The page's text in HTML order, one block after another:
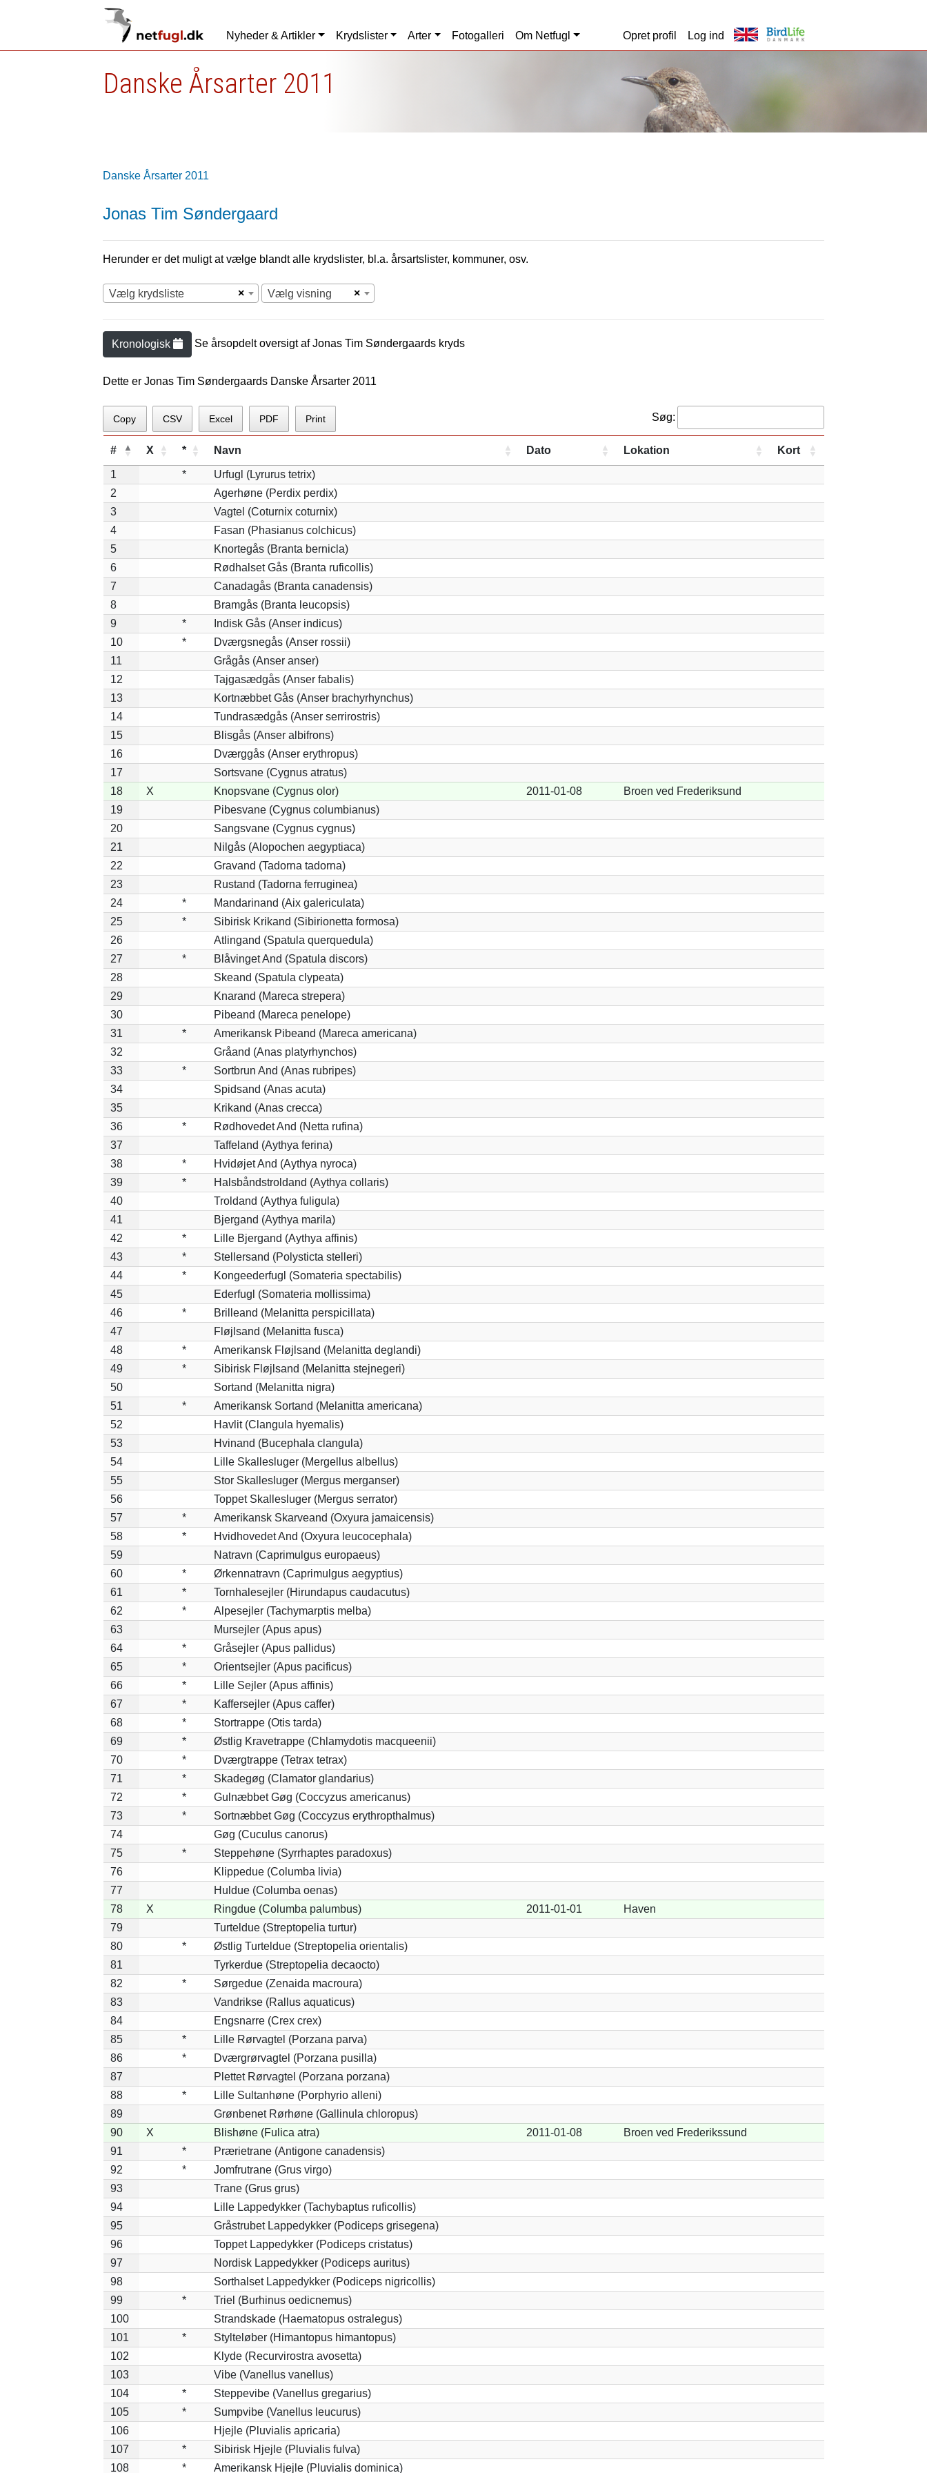
Nyheder & Artikler Krydslister Arter Fotogalleri Om Netfugl Opret profil Log ind
Danske Årsarter 2011
Danske Årsarter 2011
Jonas Tim Søndergaard
Herunder er det muligt at vælge blandt alle krydslister, bl.a. årsartslister, kommuner, osv.
×
Vælg krydsliste ×
Vælg visning
Kronologisk Se årsopdelt oversigt afJonas Tim Søndergaards kryds
Dette er Jonas Tim Søndergaards Danske Årsarter 2011
Copy CSV Excel PDF Print Søg:
# X * Navn Dato Lokation Kort
1 *
Urfugl (Lyrurus tetrix)
2
Agerhøne (Perdix perdix)
3
Vagtel (Coturnix coturnix)
4
Fasan (Phasianus colchicus)
5
Knortegås (Branta bernicla)
6
Rødhalset Gås (Branta ruficollis)
7
Canadagås (Branta canadensis)
8
Bramgås (Branta leucopsis)
9
*
Indisk Gås (Anser indicus)
10
*
Dværgsnegås (Anser rossii)
11
Grågås (Anser anser)
12
Tajgasædgås (Anser fabalis)
13
Kortnæbbet Gås (Anser brachyrhynchus)
14
Tundrasædgås (Anser serrirostris)
15
Blisgås (Anser albifrons)
16
Dværggås (Anser erythropus)
17
Sortsvane (Cygnus atratus)
18
X Knopsvane (Cygnus olor) 2011-01-08
Broen ved Frederiksund
19
Pibesvane (Cygnus columbianus)
20
Sangsvane (Cygnus cygnus)
21
Nilgås (Alopochen aegyptiaca)
22
Gravand (Tadorna tadorna)
23
Rustand (Tadorna ferruginea)
24
*
Mandarinand (Aix galericulata)
25
*
Sibirisk Krikand (Sibirionetta formosa)
26
Atlingand (Spatula querquedula)
27
*
Blåvinget And (Spatula discors)
28
Skeand (Spatula clypeata)
29
Knarand (Mareca strepera)
30
Pibeand (Mareca penelope)
31
*
Amerikansk Pibeand (Mareca americana)
32
Gråand (Anas platyrhynchos)
33
*
Sortbrun And (Anas rubripes)
34
Spidsand (Anas acuta)
35
Krikand (Anas crecca)
36
*
Rødhovedet And (Netta rufina)
37
Taffeland (Aythya ferina)
38
*
Hvidøjet And (Aythya nyroca)
39
*
Halsbåndstroldand (Aythya collaris)
40
Troldand (Aythya fuligula)
41
Bjergand (Aythya marila)
42
*
Lille Bjergand (Aythya affinis)
43
*
Stellersand (Polysticta stelleri)
44
*
Kongeederfugl (Somateria spectabilis)
45
Ederfugl (Somateria mollissima)
46
*
Brilleand (Melanitta perspicillata)
47
Fløjlsand (Melanitta fusca)
48
*
Amerikansk Fløjlsand (Melanitta deglandi)
49
*
Sibirisk Fløjlsand (Melanitta stejnegeri)
50
Sortand (Melanitta nigra)
51
*
Amerikansk Sortand (Melanitta americana)
52
Havlit (Clangula hyemalis)
53
Hvinand (Bucephala clangula)
54
Lille Skallesluger (Mergellus albellus)
55
Stor Skallesluger (Mergus merganser)
56
Toppet Skallesluger (Mergus serrator)
57
*
Amerikansk Skarveand (Oxyura jamaicensis)
58
*
Hvidhovedet And (Oxyura leucocephala)
59
Natravn (Caprimulgus europaeus)
60
*
Ørkennatravn (Caprimulgus aegyptius)
61
*
Tornhalesejler (Hirundapus caudacutus)
62
*
Alpesejler (Tachymarptis melba)
63
Mursejler (Apus apus)
64
*
Gråsejler (Apus pallidus)
65
*
Orientsejler (Apus pacificus)
66
*
Lille Sejler (Apus affinis)
67
*
Kaffersejler (Apus caffer)
68
*
Stortrappe (Otis tarda)
69
*
Østlig Kravetrappe (Chlamydotis macqueenii)
70
*
Dværgtrappe (Tetrax tetrax)
71
*
Skadegøg (Clamator glandarius)
72
*
Gulnæbbet Gøg (Coccyzus americanus)
73
*
Sortnæbbet Gøg (Coccyzus erythropthalmus)
74
Gøg (Cuculus canorus)
75
*
Steppehøne (Syrrhaptes paradoxus)
76
Klippedue (Columba livia)
77
Huldue (Columba oenas)
78
X Ringdue (Columba palumbus) 2011-01-01
Haven
79
Turteldue (Streptopelia turtur)
80
*
Østlig Turteldue (Streptopelia orientalis)
81
Tyrkerdue (Streptopelia decaocto)
82
*
Sørgedue (Zenaida macroura)
83
Vandrikse (Rallus aquaticus)
84
Engsnarre (Crex crex)
85
*
Lille Rørvagtel (Porzana parva)
86
*
Dværgrørvagtel (Porzana pusilla)
87
Plettet Rørvagtel (Porzana porzana)
88
*
Lille Sultanhøne (Porphyrio alleni)
89
Grønbenet Rørhøne (Gallinula chloropus)
90
X Blishøne (Fulica atra) 2011-01-08
Broen ved Frederikssund
91
*
Prærietrane (Antigone canadensis)
92
*
Jomfrutrane (Grus virgo)
93
Trane (Grus grus)
94
Lille Lappedykker (Tachybaptus ruficollis)
95
Gråstrubet Lappedykker (Podiceps grisegena)
96
Toppet Lappedykker (Podiceps cristatus)
97
Nordisk Lappedykker (Podiceps auritus)
98
Sorthalset Lappedykker (Podiceps nigricollis)
99
*
Triel (Burhinus oedicnemus)
100
Strandskade (Haematopus ostralegus)
101
*
Stylteløber (Himantopus himantopus)
102
Klyde (Recurvirostra avosetta)
103
Vibe (Vanellus vanellus)
104
*
Steppevibe (Vanellus gregarius)
105
*
Sumpvibe (Vanellus leucurus)
106
Hjejle (Pluvialis apricaria)
107
*
Sibirisk Hjejle (Pluvialis fulva)
108
* Amerikansk Hjejle (Pluvialis dominica)